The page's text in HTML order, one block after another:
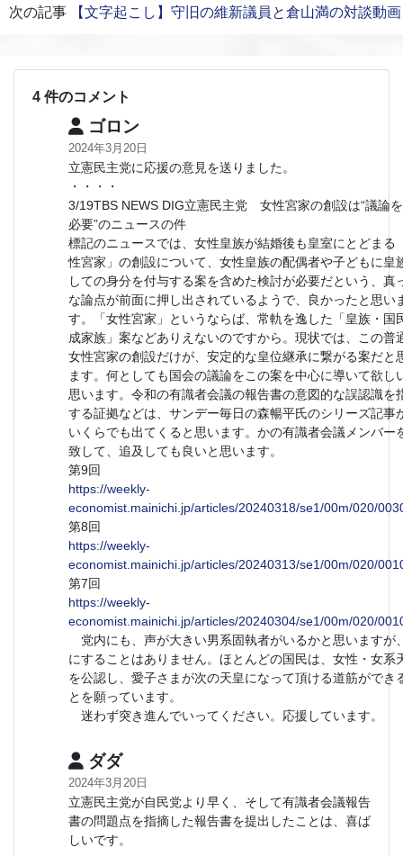
次の記事
【文字起こし】守旧の維新議員と倉山満の対談動画
4 件のコメント
ゴロン
2024年3月20日
立憲民主党に応援の意見を送りました。
・・・・
3/19TBS NEWS DIG立憲民主党 女性宮家の創設は“議論
必要”のニュースの件
標記のニュースでは、女性皇族が結婚後も皇室にとどまる
性宮家」の創設について、女性皇族の配偶者や子どもに皇
しての身分を付与する案を含めた検討が必要だという、真
な論点が前面に押し出されているようで、良かったと思い
す。「女性宮家」というならば、常軌を逸した「皇族・国
成家族」案などありえないのですから。現状では、この普
女性宮家の創設だけが、安定的な皇位継承に繋がる案だと
ます。何としても国会の議論をこの案を中心に導いて欲し
思います。令和の有識者会議の報告書の意図的な誤認識を
する証拠などは、サンデー毎日の森暢平氏のシリーズ記事
いくらでも出てくると思います。かの有識者会議メンバー
致して、追及しても良いと思います。
第9回
https://weekly-
economist.mainichi.jp/articles/20240318/se1/00m/020/
第8回
https://weekly-
economist.mainichi.jp/articles/20240313/se1/00m/020/
第7回
https://weekly-
economist.mainichi.jp/articles/20240304/se1/00m/020/
党内にも、声が大きい男系固執者がいるかと思いますが
にすることはありません。ほとんどの国民は、女性・女系
を公認し、愛子さまが次の天皇になって頂ける道筋ができ
とを願っています。
迷わず突き進んでいってください。応援しています。
ダダ
2024年3月20日
立憲民主党が自民党より早く、そして有識者会議報告
書の問題点を指摘した報告書を提出したことは、喜ば
しいです。